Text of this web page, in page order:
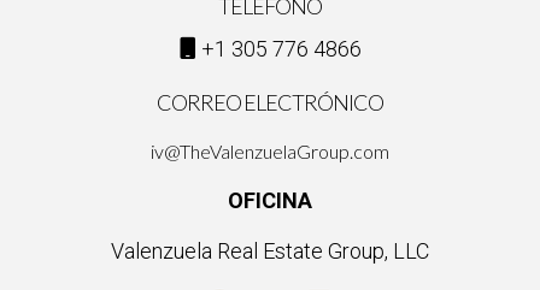
¿Cuánto tiempo tarda generalmente en vender
El tiempo varía según el mercado local y la estrategia utilizada;
otras pueden tardar meses.
¿Qué debo hacer si no recibo interés por mi
propiedad?
TELÉFONO
+1 305 776 4866
CORREO ELECTRÓNICO
iv@TheValenzuelaGroup.com
OFICINA
Valenzuela Real Estate Group, LLC